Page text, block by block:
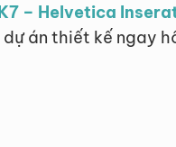
– Helvetica
án thiết kế ngay